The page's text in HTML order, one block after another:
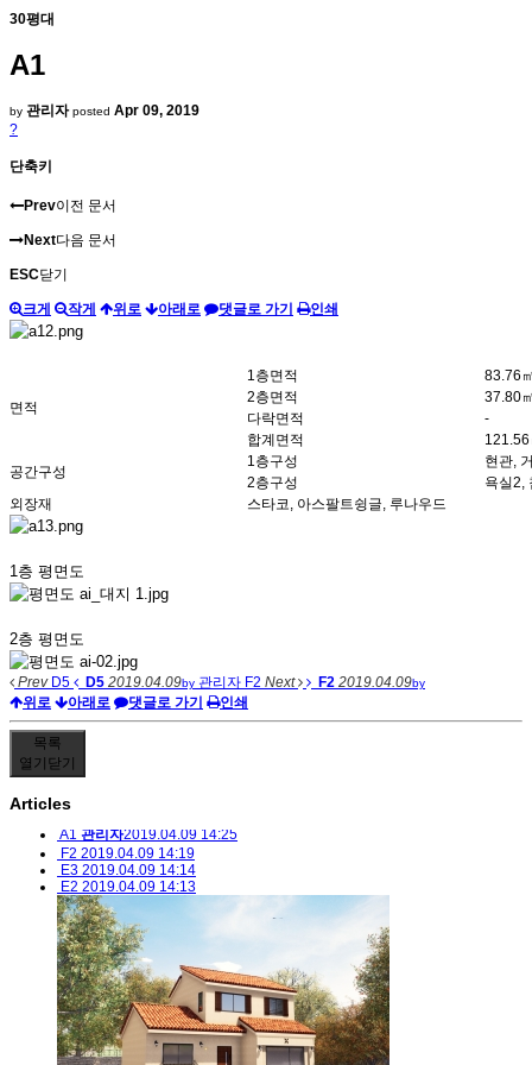
30평대
A1
by 관리자 posted Apr 09, 2019
?
단축키
Prev이전 문서
Next다음 문서
ESC닫기
크게 작게 위로 아래로 댓글로 가기 인쇄
면적
1층면적
83.76
2층면적
37.80
다락면적
-
합계면적
공간구성
1층구성
현관,
2층구성
욕실2,
외장재
스타코, 아스팔트슁글, 루나우드
1층 평면도
2층 평면도
PrevD5 D5 2019.04.09by 관리자 F2 Next F2 2019.04.09by
위로 아래로 댓글로 가기 인쇄
목록
열기 닫기
Articles
A1 관리자2019.04.09 14:25
F2 2019.04.09 14:19
E3 2019.04.09 14:14
E2 2019.04.09 14:13